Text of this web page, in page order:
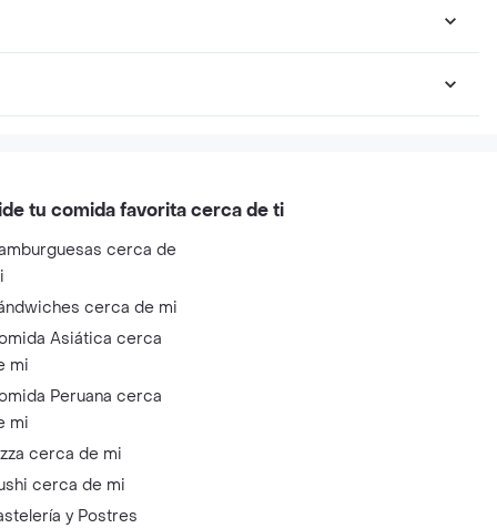
tu comida favorita cerca de ti
cerca de
cerca de mi
Asiática cerca
mi
Peruana cerca
mi
cerca de mi
cerca de mi
y Postres